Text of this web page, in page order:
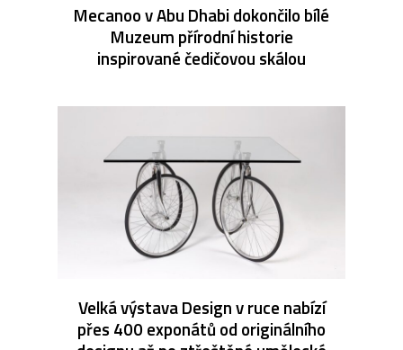
Mecanoo v Abu Dhabi dokončilo bílé
Muzeum přírodní historie
inspirované čedičovou skálou
Velká výstava Design v ruce nabízí
přes 400 exponátů od originálního